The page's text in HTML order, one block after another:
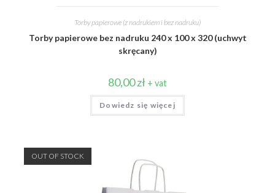
Torby papierowe (z nadrukiem i bez nadruku)
Torby papierowe bez nadruku 240 x 100 x 320 (uchwyt
skręcany)
80,00zł + vat
Dowiedz się więcej
OUT OF STOCK